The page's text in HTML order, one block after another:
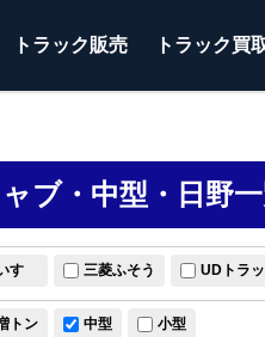
トラック販売 トラック買
ブ・中型・日野一
トン 中型 小型
すゞ 三菱ふそう UDトラ